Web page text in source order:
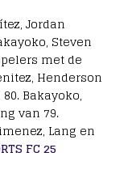
Jordan
Steven
met de
Henderson
Bakayoko,
van 79.
Lang en
FC 25